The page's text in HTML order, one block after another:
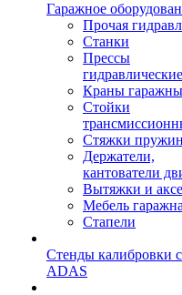
Гаражное
Прочая
Станки
Прессы
гидравлические
Краны
Стойки
Стяжки пружин
Держатели,
кантователи
Вытяжки и
Мебель
Стапели
Стенды калибровки
ADAS